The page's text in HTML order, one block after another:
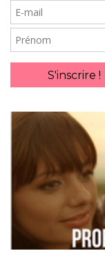
E-
mail
Prénom
S'inscrire !